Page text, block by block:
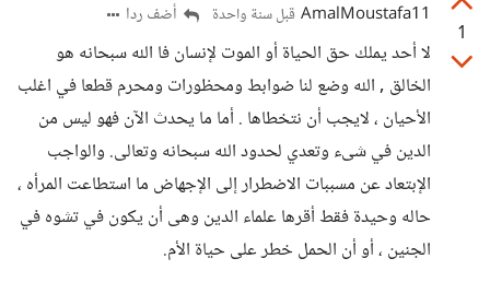
1
AmalMoustafa11 قبل سنة واحدة أضف ردا
لا أحد يملك حق الحياة أو الموت لإنسان فا الله سبحانه هو
الخالق , الله وضع لنا ضوابط ومحظورات ومحرم قطعا في اغلب
الأحيان ، لايجب أن نتخطاها . أما ما يحدث الآن فهو ليس من
الدين في شىء وتعدي لحدود الله سبحانه وتعالى. والواجب
الإبتعاد عن مسببات الاضطرار إلى الإجهاض ما استطاعت المرأه ،
حاله وحيدة فقط أقرها علماء الدين وهى أن يكون في تشوه في
الجنين ، أو أن الحمل خطر على حياة الأم.